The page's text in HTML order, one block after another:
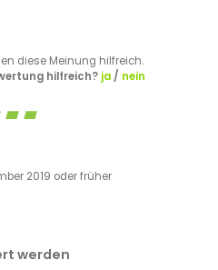
diese Meinung hilfreich.
hilfreich? ja/ nein
2019 oder früher
werden